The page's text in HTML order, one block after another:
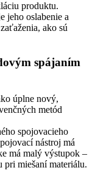
produktu.
jeho oslabenie a
ako sú
spájaním
úplne nový,
metód
spojovacieho
nástroj má
má malý výstupok –
miešaní materiálu.